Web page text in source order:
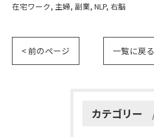
在宅ワーク 主婦 副業 NLP 右脳
< 前のページ 一覧に戻る
カテゴリー